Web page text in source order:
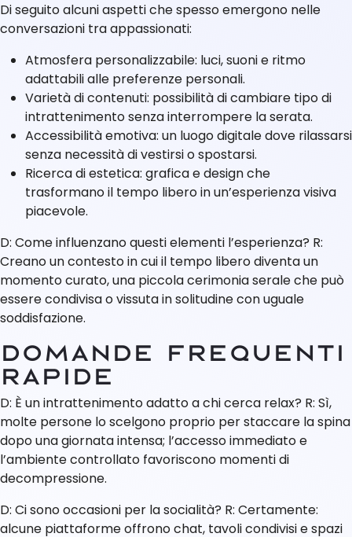
Di seguito alcuni aspetti che spesso emergono nelle
conversazioni tra appassionati:
Atmosfera personalizzabile: luci, suoni e ritmo
adattabili alle preferenze personali.
Varietà di contenuti: possibilità di cambiare tipo di
intrattenimento senza interrompere la serata.
Accessibilità emotiva: un luogo digitale dove rilassarsi
senza necessità di vestirsi o spostarsi.
Ricerca di estetica: grafica e design che
trasformano il tempo libero in un’esperienza visiva
piacevole.
D: Come influenzano questi elementi l’esperienza? R:
Creano un contesto in cui il tempo libero diventa un
momento curato, una piccola cerimonia serale che può
essere condivisa o vissuta in solitudine con uguale
soddisfazione.
Domande frequenti
rapide
D: È un intrattenimento adatto a chi cerca relax? R: Sì,
molte persone lo scelgono proprio per staccare la spina
dopo una giornata intensa; l’accesso immediato e
l’ambiente controllato favoriscono momenti di
decompressione.
D: Ci sono occasioni per la socialità? R: Certamente:
alcune piattaforme offrono chat, tavoli condivisi e spazi